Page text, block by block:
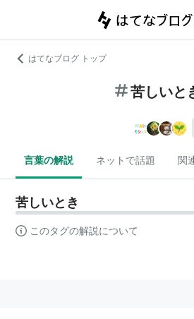
はてなブログ トップ
苦しいと
言葉の解説 ネットで話題 関
苦しいとき
このタグの解説について